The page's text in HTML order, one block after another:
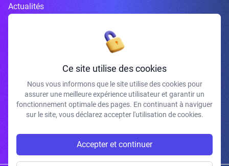
Actualités
Inscrivez-vous à la newsletter
J'accepte de recevoir vos e-mails et confirme avoir pris connaissance de
votre politique de confidentialité et mentions légales.
Ce site utilise des cookies
Nous vous informons que le site utilise des cookies pour
assurer une meilleure expérience utilisateur et garantir un
fonctionnement optimale des pages. En continuant à naviguer
sur le site, vous déclarez accepter l'utilisation de cookies.
Accepter et continuer